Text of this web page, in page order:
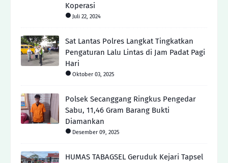
Koperasi
Juli 22, 2024
Sat Lantas Polres Langkat Tingkatkan
Pengaturan Lalu Lintas di Jam Padat Pagi
Hari
Oktober 03, 2025
Polsek Secanggang Ringkus Pengedar
Sabu, 11,46 Gram Barang Bukti
Diamankan
Desember 09, 2025
HUMAS TABAGSEL Geruduk Kejari Tapsel